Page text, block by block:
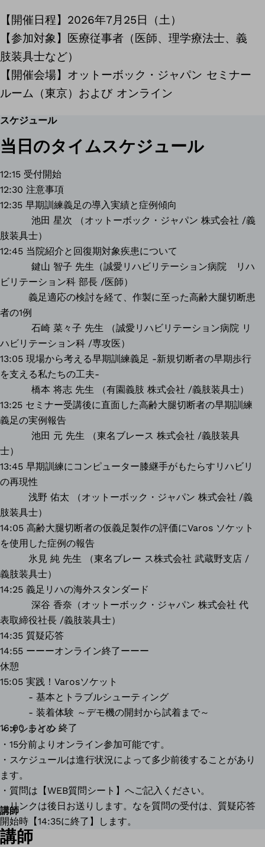
【開催日程】2026年7月25日（土）
【参加対象】医療従事者（医師、理学療法士、義
肢装具士など）
【開催会場】オットーボック・ジャパン セミナー
ルーム（東京）および オンライン
スケジュール
当日のタイムスケジュール
12:15 受付開始
12:30 注意事項
12:35 早期訓練義足の導入実績と症例傾向
池田 星次 （オットーボック・ジャパン 株式会社 /義
肢装具士）
12:45 当院紹介と回復期対象疾患について
鍵山 智子 先生（誠愛リハビリテーション病院 リハ
ビリテーション科 部長 /医師）
義足適応の検討を経て、作製に至った高齢大腿切断患
者の1例
石崎 菜々子 先生 （誠愛リハビリテーション病院 リ
ハビリテーション科 /専攻医）
13:05 現場から考える早期訓練義足 -新規切断者の早期歩行
を支える私たちの工夫-
橋本 将志 先生 （有園義肢 株式会社 /義肢装具士）
13:25 セミナー受講後に直面した高齢大腿切断者の早期訓練
義足の実例報告
池田 元 先生 （東名ブレース 株式会社 /義肢装具
士）
13:45 早期訓練にコンピューター膝継手がもたらすリハビリ
の再現性
浅野 佑太 （オットーボック・ジャパン 株式会社 /義
肢装具士）
14:05 高齢大腿切断者の仮義足製作の評価にVaros ソケット
を使用した症例の報告
氷見 純 先生 （東名ブレー ス株式会社 武蔵野支店 /
義肢装具士）
14:25 義足リハの海外スタンダード
深谷 香奈（オットーボック・ジャパン 株式会社 代
表取締役社長 /義肢装具士）
14:35 質疑応答
14:55 ーーーオンライン終了ーーー
休憩
15:05 実践！Varosソケット
- 基本とトラブルシューティング
- 装着体験 ～デモ機の開封から試着まで～
16:00 まとめ 終了
＜オンライン＞
・15分前よりオンライン参加可能です。
・スケジュールは進行状況によって多少前後することがあり
ます。
・質問は【WEB質問シート】へご記入ください。
リンクは後日お送りします。なを質問の受付は、質疑応答
開始時【14:35に終了】します。
講師
講師